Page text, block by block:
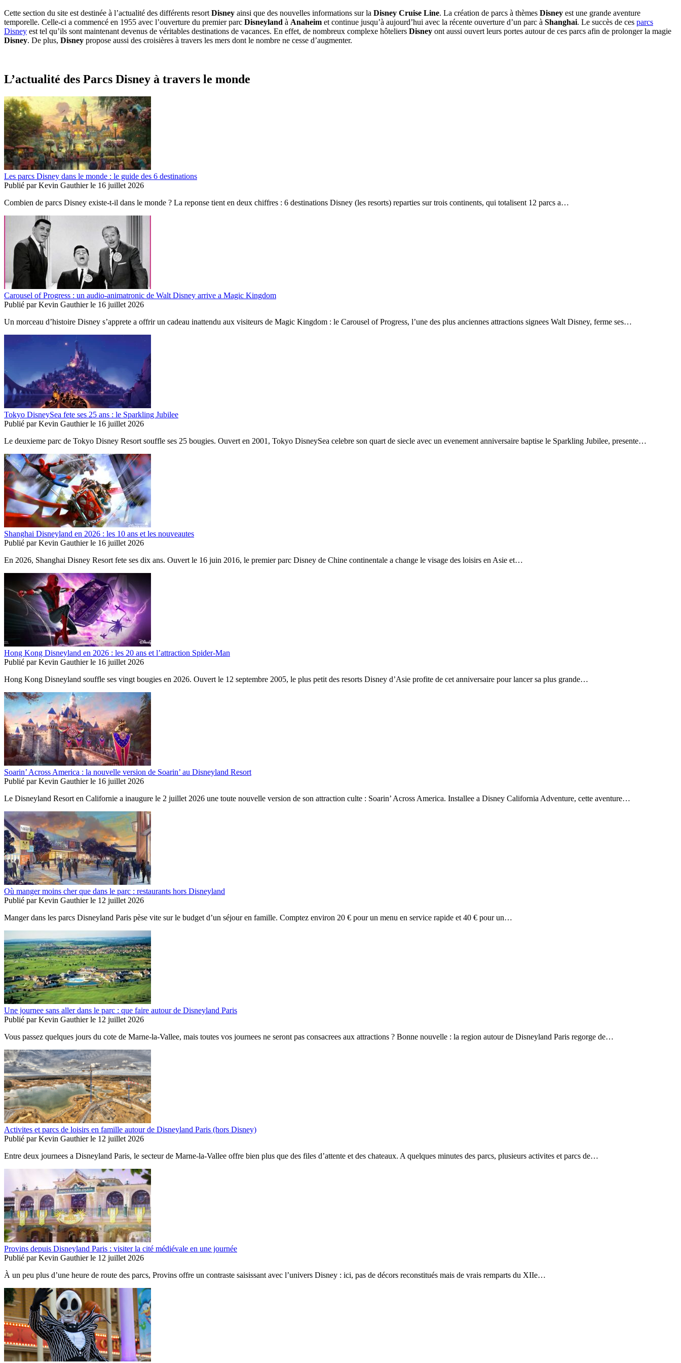
Cette section du site est destinée à l’actualité des différents resort Disney ainsi que des nouvelles informations sur la Disney Cruise Line. La création de parcs à thèmes Disney est une grande aventure
temporelle. Celle-ci a commencé en 1955 avec l’ouverture du premier parc Disneyland à Anaheim et continue jusqu’à aujourd’hui avec la récente ouverture d’un parc à Shanghai. Le succès de ces parcs
Disney est tel qu’ils sont maintenant devenus de véritables destinations de vacances. En effet, de nombreux complexe hôteliers Disney ont aussi ouvert leurs portes autour de ces parcs afin de prolonger la magie
Disney. De plus, Disney propose aussi des croisières à travers les mers dont le nombre ne cesse d’augmenter.
L’actualité des Parcs Disney à travers le monde
Les parcs Disney dans le monde : le guide des 6 destinations
Publié parKevin Gauthier le 16 juillet 2026
Combien de parcs Disney existe-t-il dans le monde ? La reponse tient en deux chiffres : 6 destinations Disney (les resorts) reparties sur trois continents, qui totalisent 12 parcs a…
Carousel of Progress : un audio-animatronic de Walt Disney arrive a Magic Kingdom
Publié parKevin Gauthier le 16 juillet 2026
Un morceau d’histoire Disney s’apprete a offrir un cadeau inattendu aux visiteurs de Magic Kingdom : le Carousel of Progress, l’une des plus anciennes attractions signees Walt Disney, ferme ses…
Tokyo DisneySea fete ses 25 ans : le Sparkling Jubilee
Publié parKevin Gauthier le 16 juillet 2026
Le deuxieme parc de Tokyo Disney Resort souffle ses 25 bougies. Ouvert en 2001, Tokyo DisneySea celebre son quart de siecle avec un evenement anniversaire baptise le Sparkling Jubilee, presente…
Shanghai Disneyland en 2026 : les 10 ans et les nouveautes
Publié parKevin Gauthier le 16 juillet 2026
En 2026, Shanghai Disney Resort fete ses dix ans. Ouvert le 16 juin 2016, le premier parc Disney de Chine continentale a change le visage des loisirs en Asie et…
Hong Kong Disneyland en 2026 : les 20 ans et l’attraction Spider-Man
Publié parKevin Gauthier le 16 juillet 2026
Hong Kong Disneyland souffle ses vingt bougies en 2026. Ouvert le 12 septembre 2005, le plus petit des resorts Disney d’Asie profite de cet anniversaire pour lancer sa plus grande…
Soarin’ Across America : la nouvelle version de Soarin’ au Disneyland Resort
Publié parKevin Gauthier le 16 juillet 2026
Le Disneyland Resort en Californie a inaugure le 2 juillet 2026 une toute nouvelle version de son attraction culte : Soarin’ Across America. Installee a Disney California Adventure, cette aventure…
Où manger moins cher que dans le parc : restaurants hors Disneyland
Publié parKevin Gauthier le 12 juillet 2026
Manger dans les parcs Disneyland Paris pèse vite sur le budget d’un séjour en famille. Comptez environ 20 € pour un menu en service rapide et 40 € pour un…
Une journee sans aller dans le parc : que faire autour de Disneyland Paris
Publié parKevin Gauthier le 12 juillet 2026
Vous passez quelques jours du cote de Marne-la-Vallee, mais toutes vos journees ne seront pas consacrees aux attractions ? Bonne nouvelle : la region autour de Disneyland Paris regorge de…
Activites et parcs de loisirs en famille autour de Disneyland Paris (hors Disney)
Publié parKevin Gauthier le 12 juillet 2026
Entre deux journees a Disneyland Paris, le secteur de Marne-la-Vallee offre bien plus que des files d’attente et des chateaux. A quelques minutes des parcs, plusieurs activites et parcs de…
Provins depuis Disneyland Paris : visiter la cité médiévale en une journée
Publié parKevin Gauthier le 12 juillet 2026
À un peu plus d’une heure de route des parcs, Provins offre un contraste saisissant avec l’univers Disney : ici, pas de décors reconstitués mais de vrais remparts du XIIe…